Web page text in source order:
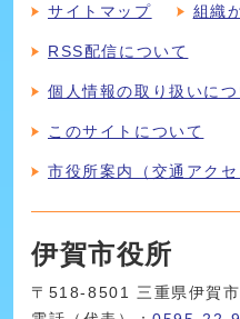
サイトマップ 組織
RSS配信について
個人情報の取り扱いにつ
このサイトについて
市役所案内（交通アクセ
伊賀市役所
〒518-8501 三重県伊賀